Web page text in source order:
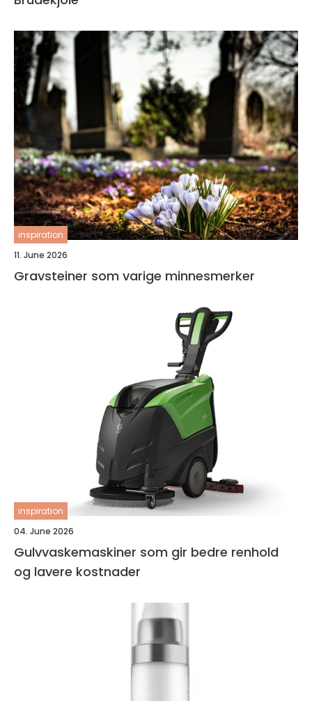
inspiration
11. June 2026
Gravsteiner som varige minnesmerker
inspiration
04. June 2026
Gulvvaskemaskiner som gir bedre renhold
og lavere kostnader